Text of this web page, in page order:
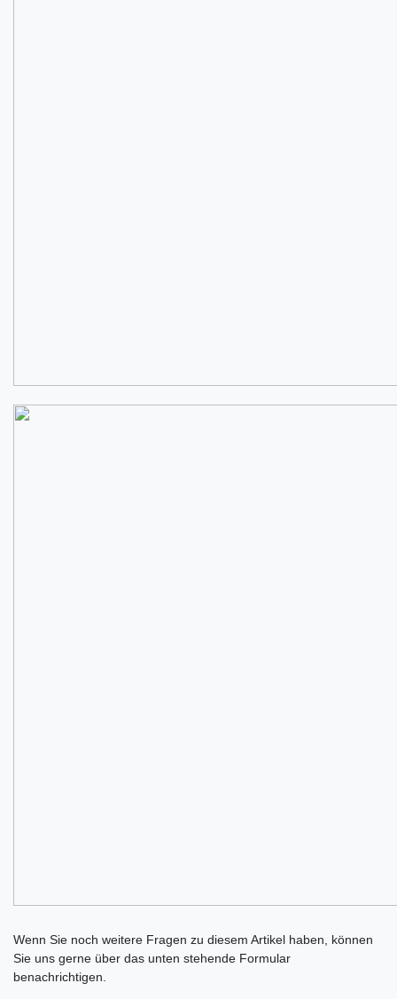
Wenn Sie noch weitere Fragen zu diesem Artikel haben, können
Sie uns gerne über das unten stehende Formular
benachrichtigen.